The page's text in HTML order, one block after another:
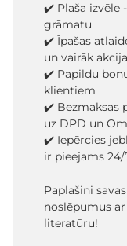
✔️ Plaša izvēle
grāmatu
✔️ Īpašas
un vairāk
✔️ Papildu
klientiem
✔️ Bezmaksas
uz DPD un
✔️ Iepērcies
ir pieejams 24/
Paplašini
noslēpumus
literatūru!